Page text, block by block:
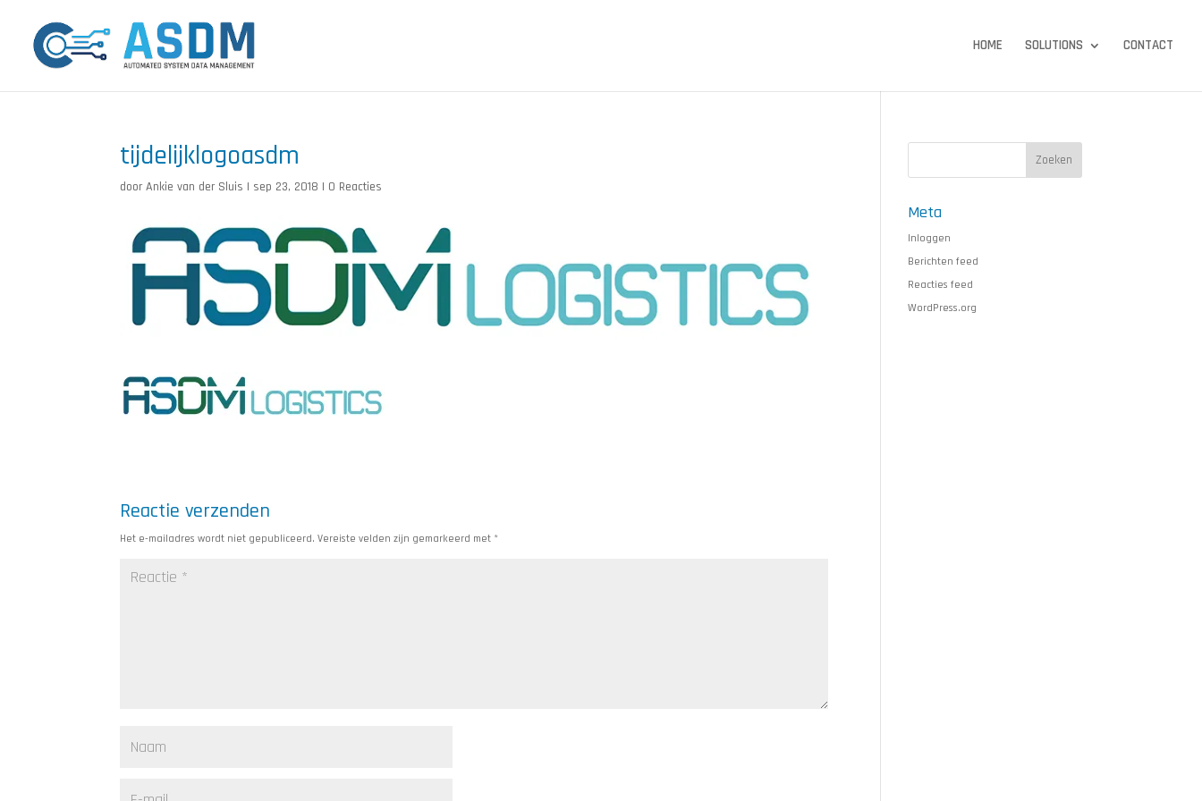
HOME SOLUTIONS CONTACT
tijdelijklogoasdm
doorAnkie van der Sluis | sep 23, 2018 | 0 Reacties
Reactie verzenden
Het e-mailadres wordt niet gepubliceerd. Vereiste velden zijn gemarkeerd met *
Meta
Inloggen
Berichten feed
Reacties feed
WordPress.org